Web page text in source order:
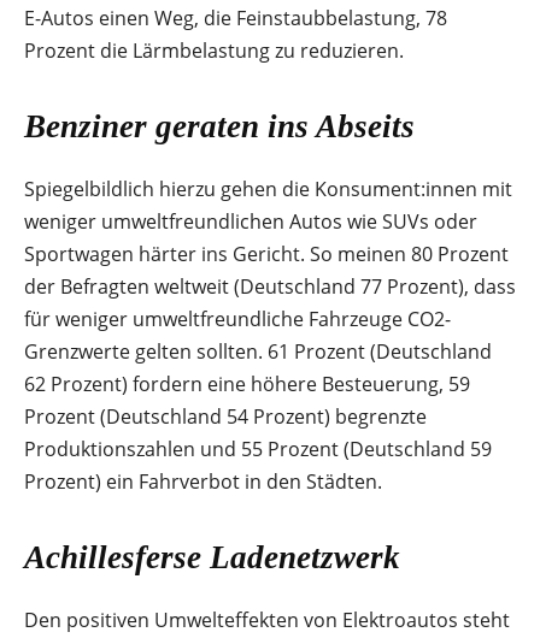
E-Autos einen Weg, die Feinstaubbelastung, 78
Prozent die Lärmbelastung zu reduzieren.
Benziner geraten ins Abseits
Spiegelbildlich hierzu gehen die Konsument:innen mit
weniger umweltfreundlichen Autos wie SUVs oder
Sportwagen härter ins Gericht. So meinen 80 Prozent
der Befragten weltweit (Deutschland 77 Prozent), dass
für weniger umweltfreundliche Fahrzeuge CO2-
Grenzwerte gelten sollten. 61 Prozent (Deutschland
62 Prozent) fordern eine höhere Besteuerung, 59
Prozent (Deutschland 54 Prozent) begrenzte
Produktionszahlen und 55 Prozent (Deutschland 59
Prozent) ein Fahrverbot in den Städten.
Achillesferse Ladenetzwerk
Den positiven Umwelteffekten von Elektroautos steht